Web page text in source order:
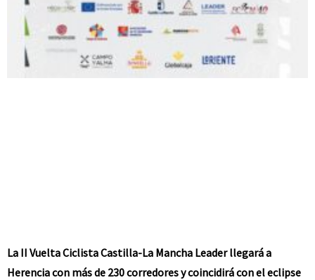
La II Vuelta Ciclista Castilla-La Mancha Leader llegará a
Herencia con más de 230 corredores y coincidirá con el eclipse